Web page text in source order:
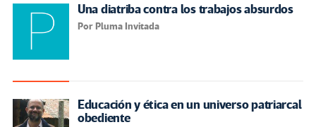
Una diatriba contra los trabajos absurdos
Por Pluma Invitada
Educación y ética en un universo patriarcal
obediente